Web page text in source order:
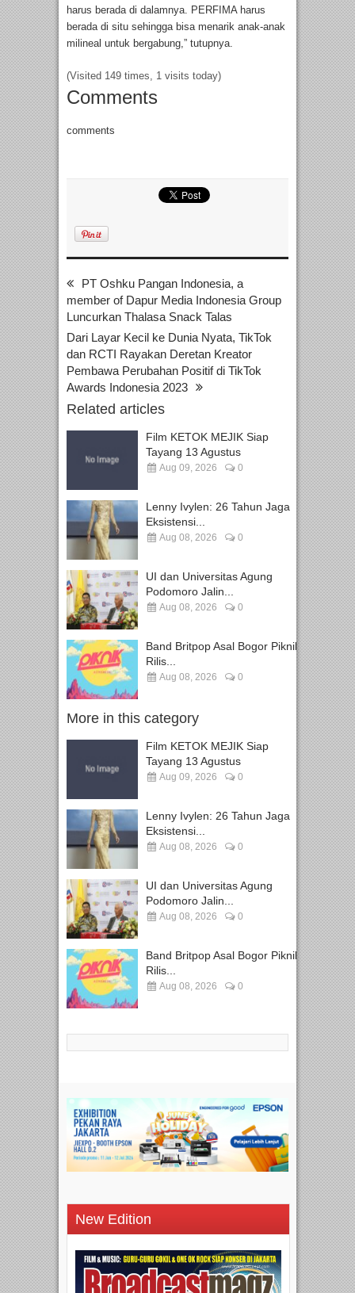
harus berada di dalamnya. PERFIMA harus
berada di situ sehingga bisa menarik anak-anak
milineal untuk bergabung,” tutupnya.
(Visited 149 times, 1 visits today)
Comments
comments
PT Oshku Pangan Indonesia, a
member of Dapur Media Indonesia Group
Luncurkan Thalasa Snack Talas
Dari Layar Kecil ke Dunia Nyata, TikTok
dan RCTI Rayakan Deretan Kreator
Pembawa Perubahan Positif di TikTok
Awards Indonesia 2023
Related articles
Film KETOK MEJIK Siap
Tayang 13 Agustus
Aug 09, 2026 0
Lenny Ivylen: 26 Tahun Jaga
Eksistensi...
Aug 08, 2026 0
UI dan Universitas Agung
Podomoro Jalin...
Aug 08, 2026 0
Band Britpop Asal Bogor Piknik
Rilis...
Aug 08, 2026 0
More in this category
Film KETOK MEJIK Siap
Tayang 13 Agustus
Aug 09, 2026 0
Lenny Ivylen: 26 Tahun Jaga
Eksistensi...
Aug 08, 2026 0
UI dan Universitas Agung
Podomoro Jalin...
Aug 08, 2026 0
Band Britpop Asal Bogor Piknik
Rilis...
Aug 08, 2026 0
New Edition